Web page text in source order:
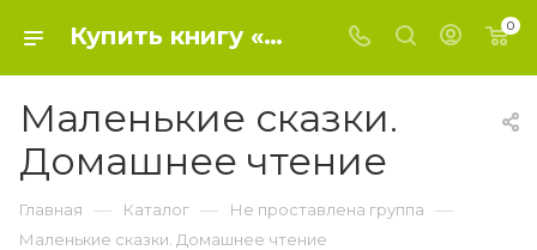
Купить книгу «Маленькие сказки. Домашнее чтение» 2015, Киплинг Редьярд - Не проставлена группа 0
Маленькие сказки.
Домашнее чтение
Главная — Каталог — Не проставлена группа —
Маленькие сказки. Домашнее чтение